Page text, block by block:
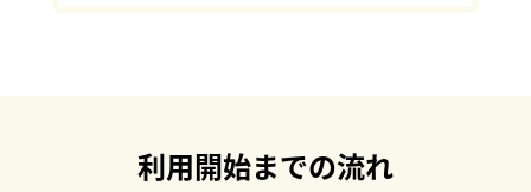
利用開始までの流れ